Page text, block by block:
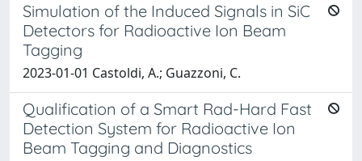
Simulation of the Induced Signals in SiC
Detectors for Radioactive Ion Beam
Tagging
2023-01-01 Castoldi, A.; Guazzoni, C.
Qualification of a Smart Rad-Hard Fast
Detection System for Radioactive Ion
Beam Tagging and Diagnostics